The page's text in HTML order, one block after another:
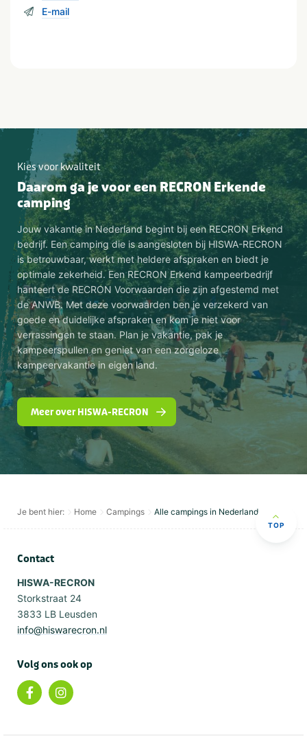
E-mail
Kies voor kwaliteit
Daarom ga je voor een RECRON Erkende
camping
Jouw vakantie in Nederland begint bij een RECRON Erkend
bedrijf. Een camping die is aangesloten bij HISWA-RECRON
is betrouwbaar, werkt met heldere afspraken en biedt je
optimale zekerheid. Een RECRON Erkend kampeerbedrijf
hanteert de RECRON Voorwaarden die zijn afgestemd met
de ANWB. Met deze voorwaarden ben je verzekerd van
goede en duidelijke afspraken en kom je niet voor
verrassingen te staan. Plan je vakantie, pak je
kampeerspullen en geniet van een zorgeloze
kampeervakantie in eigen land.
Meer over HISWA-RECRON
Je bent hier: Home Campings Alle campings in Nederland
TOP
Contact
HISWA-RECRON
Storkstraat 24
3833 LB Leusden
info@hiswarecron.nl
Volg ons ook op